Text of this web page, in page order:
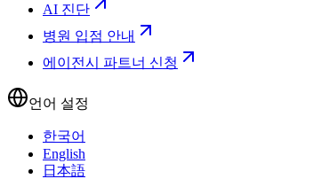
AI 진단
병원 입점 안내
에이전시 파트너 신청
언어 설정
한국어
English
日本語